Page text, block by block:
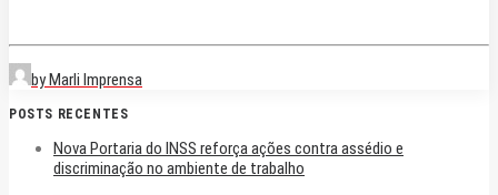
by Marli Imprensa
POSTS RECENTES
Nova Portaria do INSS reforça ações contra assédio e
discriminação no ambiente de trabalho